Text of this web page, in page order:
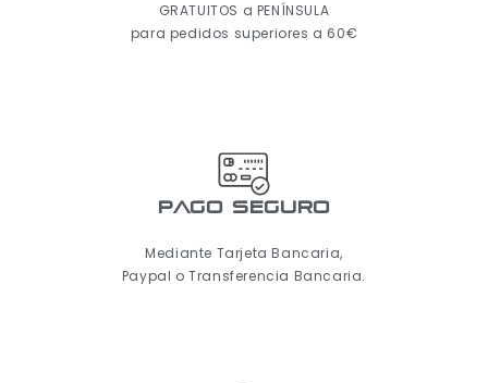
GRATUITOS a PENÍNSULA
para pedidos superiores a 60€
pago seguro
Mediante Tarjeta Bancaria,
Paypal o Transferencia Bancaria.